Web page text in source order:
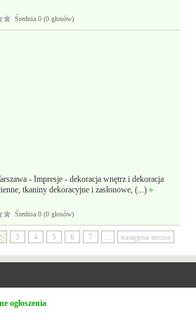
Średnia 0 (0 głosów)
- Impresje - dekoracja wnętrz i dekoracja
tkaniny dekoracyjne i zasłonowe, (...)»
Średnia 0 (0 głosów)
3 4 5 6 7 następna strona
ogłoszenia